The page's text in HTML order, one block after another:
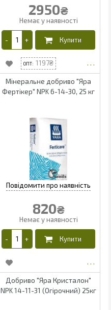
2950₴
1197
Мінеральне добриво "Яра
Фертікер" NPK 6-14-30, 25 кг
820₴
Добриво "Яра Кристалон"
NPK 14-11-31 (Огірочний) 25кг